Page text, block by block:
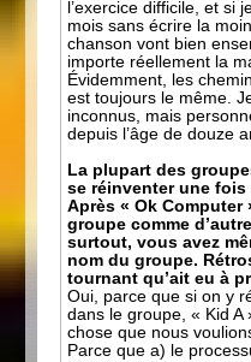
l’exercice difficile, et si
mois sans écrire la
chanson vont bien
importe réellement la
Évidemment, les
est toujours le même.
inconnus, mais
depuis l’âge de douze
La plupart des
se réinventer une
Après « Ok
groupe comme
surtout, vous avez
nom du groupe.
tournant qu’ait eu à
Oui, parce que si on y
dans le groupe, « Kid
chose que nous
Parce que a) le